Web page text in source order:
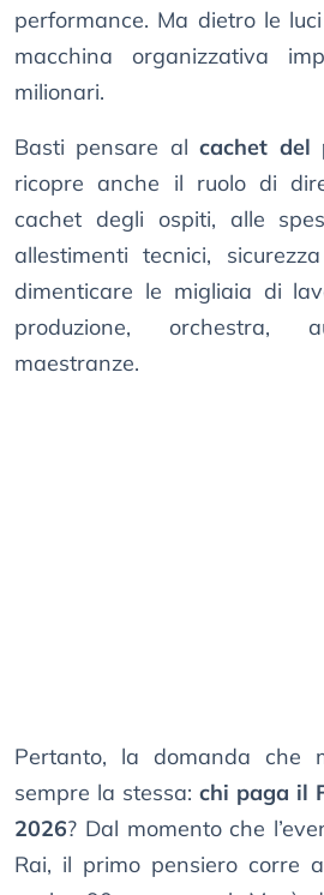
performance. Ma dietro le luci
macchina organizzativa
milionari.
Basti pensare alcachet del
ricopre anche il ruolo di
cachet degli ospiti, alle
allestimenti tecnici,
dimenticare le migliaia di
produzione, orchestra,
maestranze.
Pertanto, la domanda che
sempre la stessa: chi paga il
2026? Dal momento che
Rai, il primo pensiero corre